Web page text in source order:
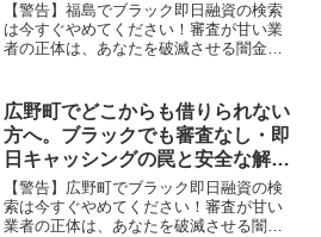
【警告】福島でブラック即日融資の検索
は今すぐやめてください！審査が甘い業
者の正体は、あなたを破滅させる闇金で
違法業者を避け、借金地獄から抜け出し
た方々の実体験と確実な解決策を完全公
開。
広野町でどこからも借りられない
方へ。ブラックでも審査なし・即
日キャッシングの罠と安全な解決
策
【警告】広野町でブラック即日融資の検
索は今すぐやめてください！審査が甘い
業者の正体は、あなたを破滅させる闇金